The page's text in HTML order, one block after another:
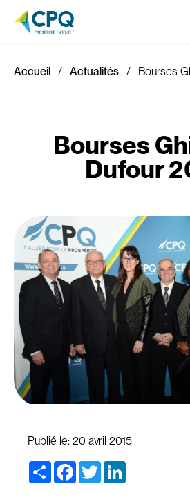
Accueil Actualités Bourses
Bourses
Dufour
Publié le: 20 avril 2015
Share Facebook
Twitter